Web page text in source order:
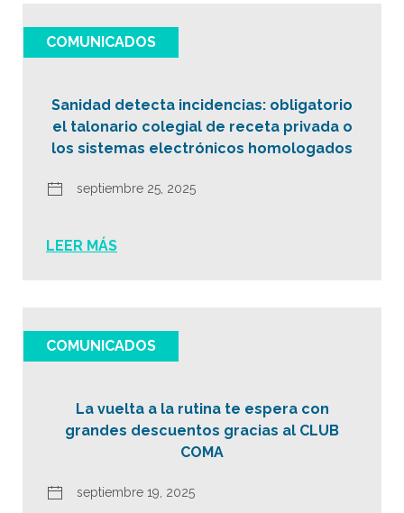
COMUNICADOS
Sanidad detecta incidencias: obligatorio
el talonario colegial de receta privada o
los sistemas electrónicos homologados
septiembre 25, 2025
LEER MÁS
COMUNICADOS
La vuelta a la rutina te espera con
grandes descuentos gracias al CLUB
COMA
septiembre 19, 2025